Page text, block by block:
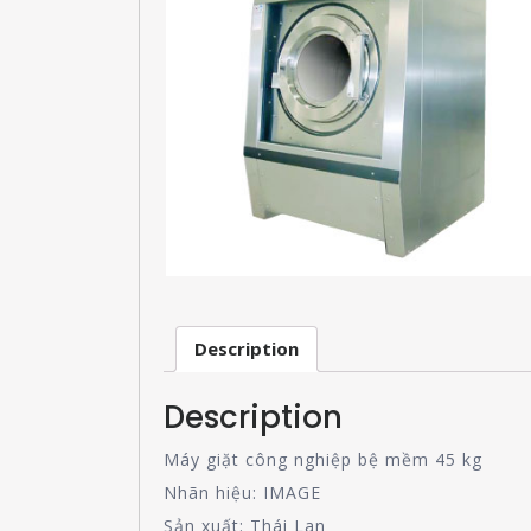
Description
Description
Máy giặt công nghiệp bệ mềm 45 kg
Nhãn hiệu: IMAGE
Sản xuất: Thái Lan